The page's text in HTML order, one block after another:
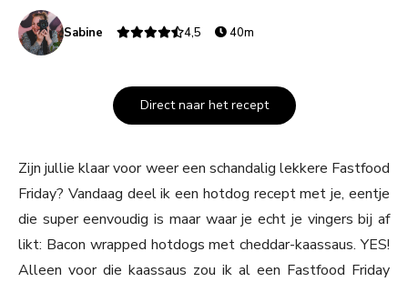
Sabine 4,5 40m
Direct naar het recept
Zijn jullie klaar voor weer een schandalig lekkere Fastfood
Friday? Vandaag deel ik een hotdog recept met je, eentje
die super eenvoudig is maar waar je echt je vingers bij af
likt: Bacon wrapped hotdogs met cheddar-kaassaus. YES!
Alleen voor die kaassaus zou ik al een Fastfood Friday